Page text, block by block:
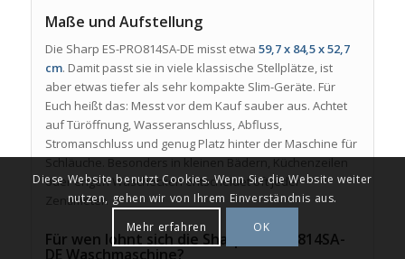
Maße und Aufstellung
Die Sharp ES-PRO814SA-DE misst etwa 59,7 x 84,5 x 52,7
cm. Damit passt sie in viele klassische Stellplätze, ist
aber etwas tiefer als sehr kompakte Slim-Geräte. Für
Euch heißt das: Messt vor dem Kauf sauber aus. Achtet
auf Türöffnung, Wasseranschluss, Abfluss,
Stromanschluss und genug Platz hinter der Maschine für
Schläuche. Besonders in kleinen Bädern, Küchenzeilen
oder engen Waschecken entscheidet oft jeder
Zentimeter.
Für wen lohnt sich die Sharp ES-PRO814SA-
DE Waschmaschine?
Diese Website benutzt Cookies. Wenn Sie die Website weiter
nutzen, gehen wir von Ihrem Einverständnis aus.
Mehr erfahren
OK